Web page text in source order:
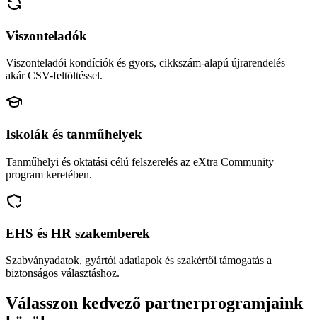
Viszonteladók
Viszonteladói kondíciók és gyors, cikkszám-alapú újrarendelés –
akár CSV-feltöltéssel.
Iskolák és tanműhelyek
Tanműhelyi és oktatási célú felszerelés az eXtra Community
program keretében.
EHS és HR szakemberek
Szabványadatok, gyártói adatlapok és szakértői támogatás a
biztonságos választáshoz.
Válasszon kedvező partnerprogramjaink